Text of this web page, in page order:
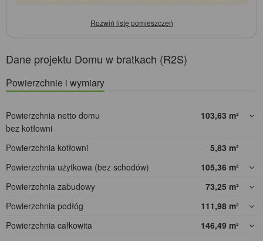
Dane projektu Domu w bratkach (R2S)
Powierzchnie i wymiary
Powierzchnia netto domu
bez kotłowni
103,63 m²
Powierzchnia kotłowni 5,83 m²
Powierzchnia użytkowa (bez schodów)
105,36 m²
Powierzchnia zabudowy
73,25 m²
Powierzchnia podłóg
111,98 m²
Powierzchnia całkowita
146,49 m²